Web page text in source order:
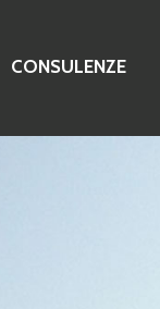
CONSULENZE